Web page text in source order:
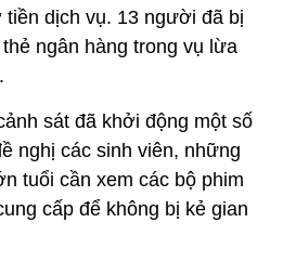
dịch vụ. 13 người đã bị
ngân hàng trong vụ lừa
sát đã khởi động một số
nghị các sinh viên, những
tuổi cần xem các bộ phim
cấp để không bị kẻ gian